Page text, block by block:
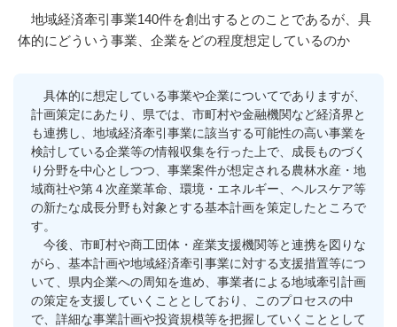
地域経済牽引事業140件を創出するとのことであるが、具
体的にどういう事業、企業をどの程度想定しているのか
具体的に想定している事業や企業についてでありますが、
計画策定にあたり、県では、市町村や金融機関など経済界と
も連携し、地域経済牽引事業に該当する可能性の高い事業を
検討している企業等の情報収集を行った上で、成長ものづく
り分野を中心としつつ、事業案件が想定される農林水産・地
域商社や第４次産業革命、環境・エネルギー、ヘルスケア等
の新たな成長分野も対象とする基本計画を策定したところで
す。
今後、市町村や商工団体・産業支援機関等と連携を図りな
がら、基本計画や地域経済牽引事業に対する支援措置等につ
いて、県内企業への周知を進め、事業者による地域牽引計画
の策定を支援していくこととしており、このプロセスの中
で、詳細な事業計画や投資規模等を把握していくこととして